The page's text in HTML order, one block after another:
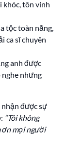
khóc, tôn vinh
tộc toàn năng,
ca sĩ chuyên
anh được
nghe nhưng
được sự
“Tôi không
ơn mọi người